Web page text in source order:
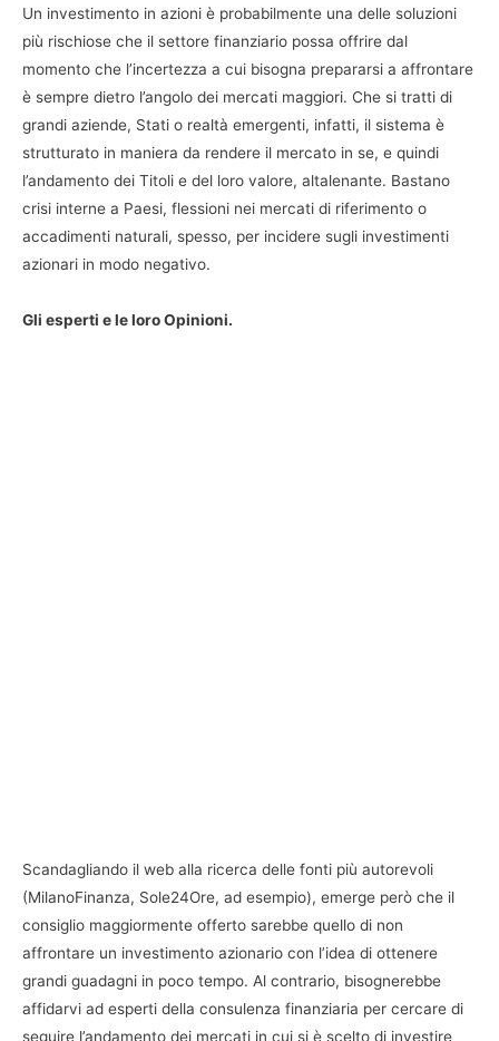
Un investimento in azioni è probabilmente una delle soluzioni
più rischiose che il settore finanziario possa offrire dal
momento che l’incertezza a cui bisogna prepararsi a affrontare
è sempre dietro l’angolo dei mercati maggiori. Che si tratti di
grandi aziende, Stati o realtà emergenti, infatti, il sistema è
strutturato in maniera da rendere il mercato in se, e quindi
l’andamento dei Titoli e del loro valore, altalenante. Bastano
crisi interne a Paesi, flessioni nei mercati di riferimento o
accadimenti naturali, spesso, per incidere sugli investimenti
azionari in modo negativo.
Gli esperti e le loro Opinioni.
Scandagliando il web alla ricerca delle fonti più autorevoli
(MilanoFinanza, Sole24Ore, ad esempio), emerge però che il
consiglio maggiormente offerto sarebbe quello di non
affrontare un investimento azionario con l’idea di ottenere
grandi guadagni in poco tempo. Al contrario, bisognerebbe
affidarvi ad esperti della consulenza finanziaria per cercare di
seguire l’andamento dei mercati in cui si è scelto di investire